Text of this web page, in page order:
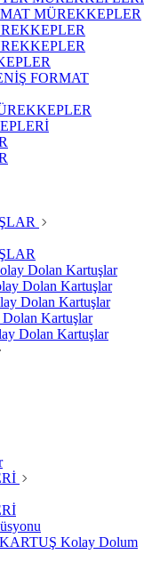
MÜREKKEPLER
FORMAT
Dolan Kartuşlar
Dolan Kartuşlar
Dolan Kartuşlar
Kartuşlar
Dolan Kartuşlar
Kolay Dolum